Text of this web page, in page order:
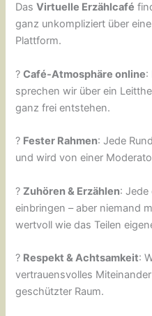
DasVirtuelle Erzählcafé
ganz unkompliziert über
Plattform.
?Café-Atmosphäre online:
sprechen wir über ein
ganz frei entstehen.
? Fester Rahmen: Jede
und wird von einer
?Zuhören & Erzählen: Jede
einbringen – aber niemand
wertvoll wie das Teilen
? Respekt & Achtsamkeit:
vertrauensvolles
geschützter Raum.